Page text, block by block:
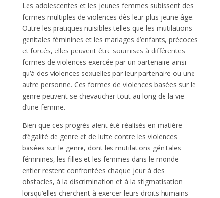
Les adolescentes et les jeunes femmes subissent des
formes multiples de violences dès leur plus jeune âge.
Outre les pratiques nuisibles telles que les mutilations
génitales féminines et les mariages d’enfants, précoces
et forcés, elles peuvent être soumises à différentes
formes de violences exercée par un partenaire ainsi
qu’à des violences sexuelles par leur partenaire ou une
autre personne. Ces formes de violences basées sur le
genre peuvent se chevaucher tout au long de la vie
d’une femme.
Bien que des progrès aient été réalisés en matière
d’égalité de genre et de lutte contre les violences
basées sur le genre, dont les mutilations génitales
féminines, les filles et les femmes dans le monde
entier restent confrontées chaque jour à des
obstacles, à la discrimination et à la stigmatisation
lorsqu’elles cherchent à exercer leurs droits humains